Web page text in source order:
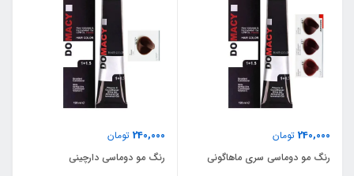
240,000 تومان
رنگ مو دوماسی سری ماهاگونی
240,000 تومان
رنگ مو دوماسی دارچینی